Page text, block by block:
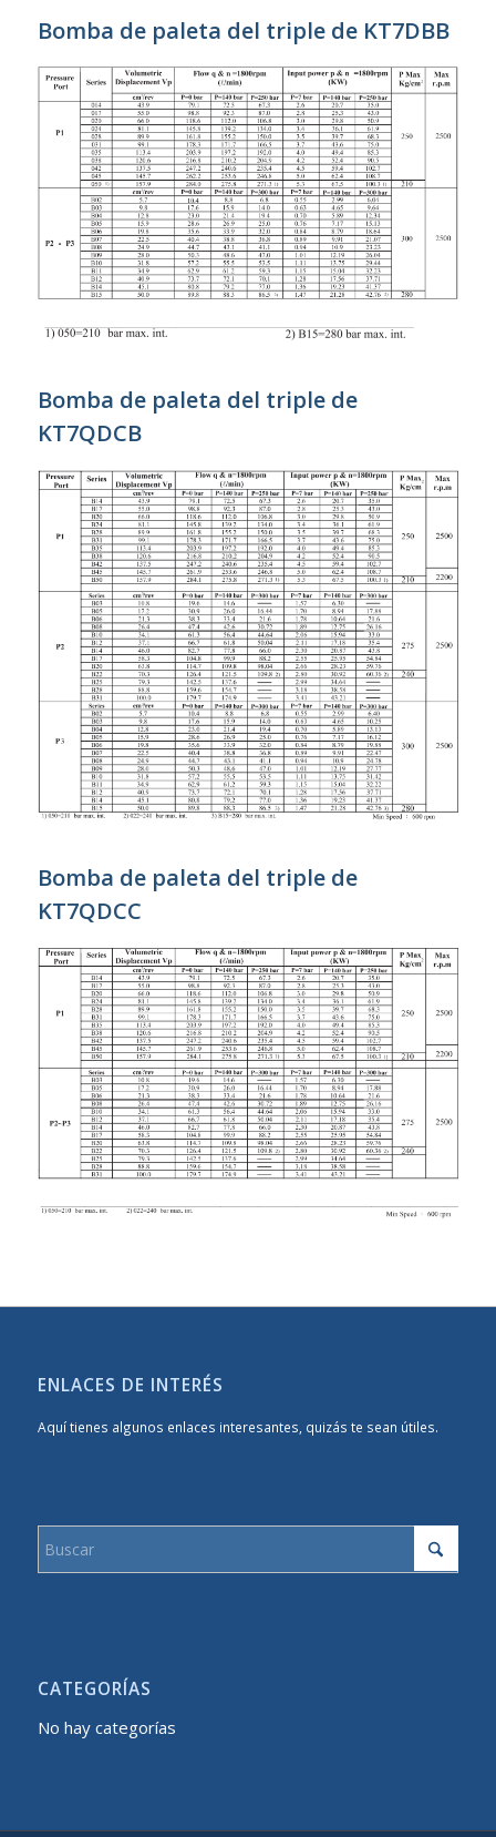
Bomba de paleta del triple de KT7DBB
Bomba de paleta del triple de
KT7QDCB
Bomba de paleta del triple de
KT7QDCC
ENLACES DE INTERÉS
Aquí tienes algunos enlaces interesantes, quizás te sean útiles.
CATEGORÍAS
No hay categorías